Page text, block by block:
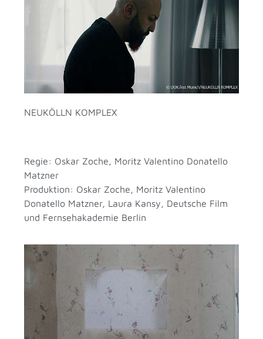
NEUKÖLLN KOMPLEX
Regie: Oskar Zoche, Moritz Valentino Donatello
Matzner
Produktion: Oskar Zoche, Moritz Valentino
Donatello Matzner, Laura Kansy, Deutsche Film
und Fernsehakademie Berlin